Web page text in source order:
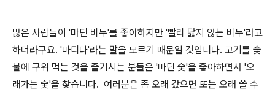
많은 사람들이 '마딘 비누'를 좋아하지만 '빨리 닳지 않는 비누'라고
하더라구요. '마디다'라는 말을 모르기 때문일 것입니다. 고기를 숯
불에 구워 먹는 것을 즐기시는 분들은 '마딘 숯'을 좋아하면서 '오
래가는 숯'을 찾습니다. 여러분은 좀 오래 갔으면 또는 오래 쓸 수